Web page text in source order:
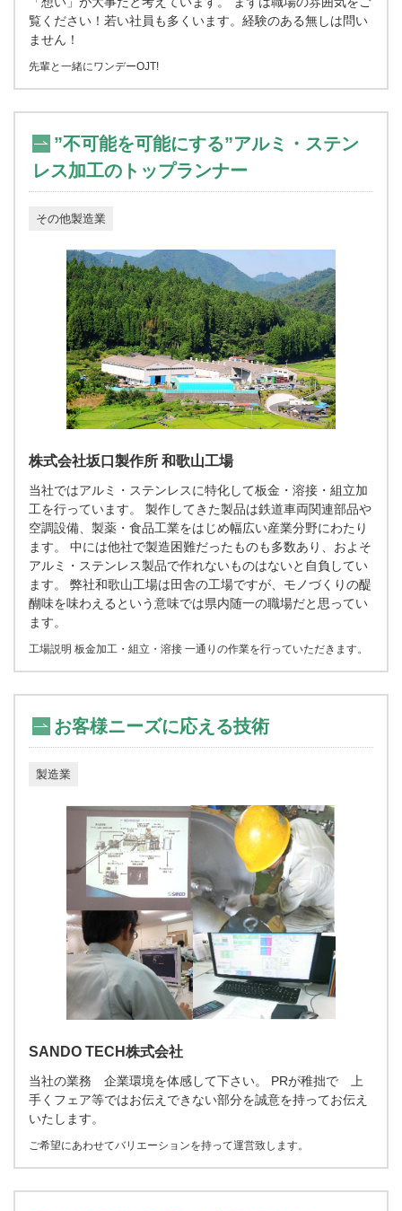
覧ください！若い社員も多くいます。経験のある無しは問い
ません！
先輩と一緒にワンデーOJT!
”不可能を可能にする”アルミ・ステン
レス加工のトップランナー
その他製造業
株式会社坂口製作所 和歌山工場
当社ではアルミ・ステンレスに特化して板金・溶接・組立加
工を行っています。 製作してきた製品は鉄道車両関連部品や
空調設備、製薬・食品工業をはじめ幅広い産業分野にわたり
ます。 中には他社で製造困難だったものも多数あり、およそ
アルミ・ステンレス製品で作れないものはないと自負してい
ます。 弊社和歌山工場は田舎の工場ですが、モノづくりの醍
醐味を味わえるという意味では県内随一の職場だと思ってい
ます。
工場説明 板金加工・組立・溶接 一通りの作業を行っていただきます。
お客様ニーズに応える技術
製造業
SANDO TECH株式会社
当社の業務 企業環境を体感して下さい。 PRが稚拙で 上
手くフェア等ではお伝えできない部分を誠意を持ってお伝え
いたします。
ご希望にあわせてバリエーションを持って運営致します。